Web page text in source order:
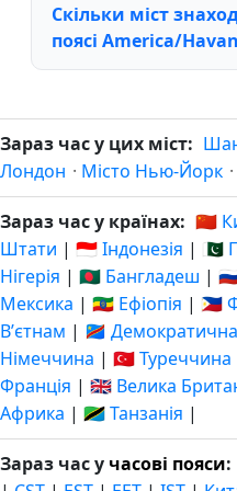
Скільки міст
поясі America/
Зараз час у цих міст:
Лондон · Місто Нью-Йорк ·
Зараз час у країнах: 🇨🇳
Штати | 🇮🇩 Індонезія | 🇵🇰
Нігерія | 🇧🇩 Бангладеш |
Мексика | 🇪🇹 Ефіопія | 🇵🇭
Вʼєтнам | 🇨🇩
Німеччина | 🇹🇷 Туреччина
Франція | 🇬🇧 Велика
Африка | 🇹🇿 Танзанія |
Зараз час у часові пояси: